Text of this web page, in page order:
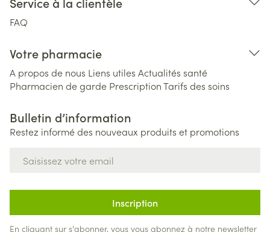
FAQ
Votre pharmacie
A propos de nous Liens utiles Actualités santé
Pharmacien de garde PrescriptionTarifs des soins
Bulletin d’information
Restez informé des nouveaux produits et promotions
Inscription
En cliquant sur s'abonner, vous vous abonnez à notre newsletter